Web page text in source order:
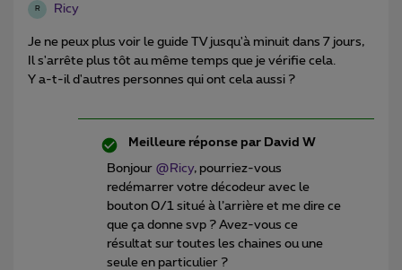
R Ricy
Je ne peux plus voir le guide TV jusqu'à minuit dans 7 jours,
Il s'arrête plus tôt au même temps que je vérifie cela.
Y a-t-il d'autres personnes qui ont cela aussi ?
Meilleure réponse par David W
Bonjour ​ @Ricy, pourriez-vous
redémarrer votre décodeur avec le
bouton 0/1 situé à l’arrière et me dire ce
que ça donne svp ? Avez-vous ce
résultat sur toutes les chaines ou une
seule en particulier ?